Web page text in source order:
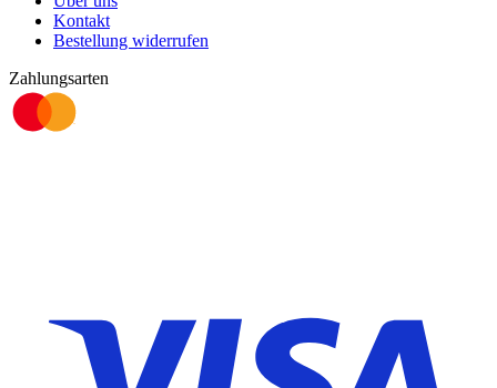
Kontakt
Bestellung widerrufen
Zahlungsarten